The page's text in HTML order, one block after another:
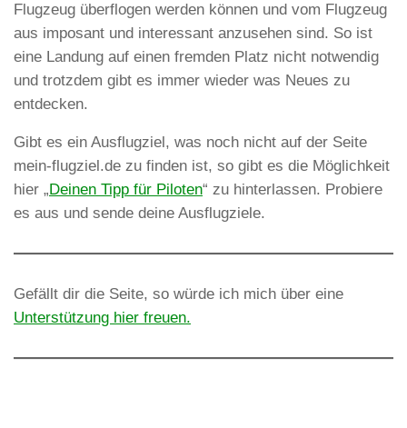
Flugzeug überflogen werden können und vom Flugzeug
aus imposant und interessant anzusehen sind. So ist
eine Landung auf einen fremden Platz nicht notwendig
und trotzdem gibt es immer wieder was Neues zu
entdecken.
Gibt es ein Ausflugziel, was noch nicht auf der Seite
mein-flugziel.de zu finden ist, so gibt es die Möglichkeit
hier „ Deinen Tipp für Piloten“ zu hinterlassen. Probiere
es aus und sende deine Ausflugziele.
Gefällt dir die Seite, so würde ich mich über eine
Unterstützung hier freuen.